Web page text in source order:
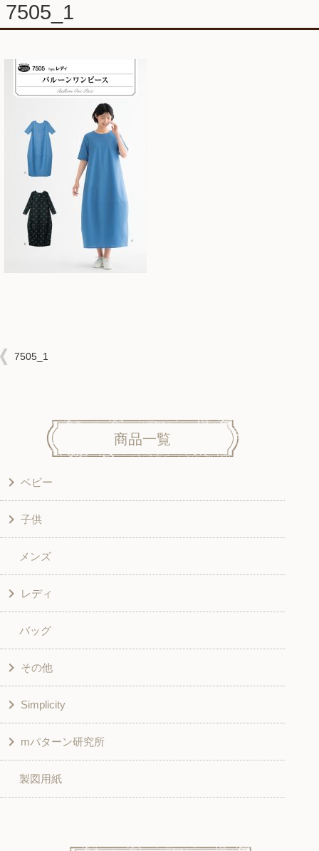
7505_1
7505_1
商品一覧
ベビー
洋服
和風衣類
グッズ
子供
ワンピース
シャツ・ブラウス
スカート・パンツ
和風衣類
入園入学グッズ
その他
メンズ
レディ
シャツ・ブラウス
チュニック
ワンピース
ベスト・ジャケット・コート
スカート
バッグ
その他
学校家庭科教材用
その他
Simplicity
こども＆ベビー
ボトムス
mパターン研究所
子供服
製図用紙